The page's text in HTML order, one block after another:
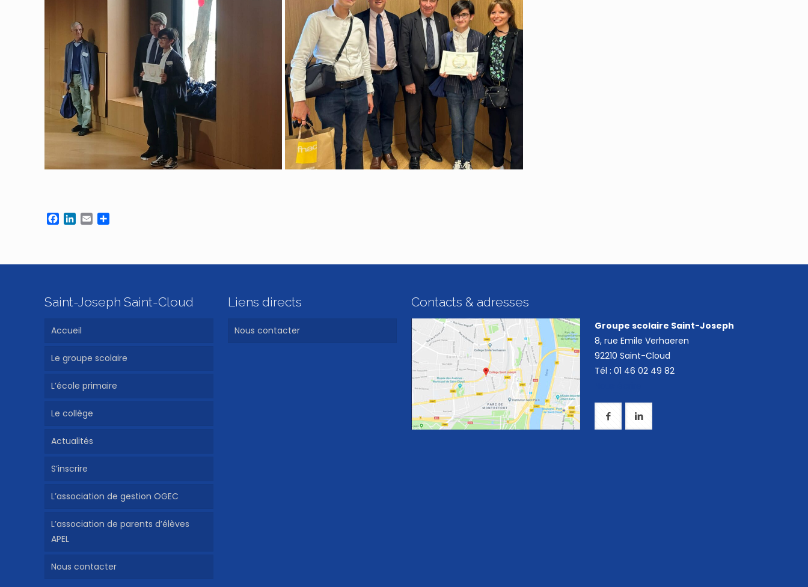
Facebook
LinkedIn
Email
Saint-Joseph Saint-Cloud
Accueil
Le groupe scolaire
L’école primaire
Le collège
Actualités
S’inscrire
L’association de gestion OGEC
L’association de parents d’élèves
APEL
Nous contacter
Liens directs
Nous contacter
Contacts & adresses
Groupe scolaire Saint-Joseph
8, rue Emile Verhaeren
92210 Saint-Cloud
Tél : 01 46 02 49 82